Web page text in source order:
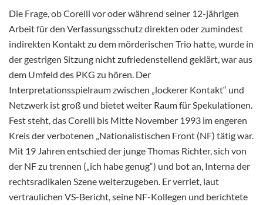
Die Frage, ob Corelli vor oder während seiner 12-jährigen
Arbeit für den Verfassungsschutz direkten oder zumindest
indirekten Kontakt zu dem mörderischen Trio hatte, wurde in
der gestrigen Sitzung nicht zufriedenstellend geklärt, war aus
dem Umfeld des PKG zu hören. Der
Interpretationsspielraum zwischen „lockerer Kontakt“ und
Netzwerk ist groß und bietet weiter Raum für Spekulationen.
Fest steht, das Corelli bis Mitte November 1993 im engeren
Kreis der verbotenen „Nationalistischen Front (NF) tätig war.
Mit 19 Jahren entschied der junge Thomas Richter, sich von
der NF zu trennen („ich habe genug“) und bot an, Interna der
rechtsradikalen Szene weiterzugeben. Er verriet, laut
vertraulichen VS-Bericht, seine NF-Kollegen und berichtete